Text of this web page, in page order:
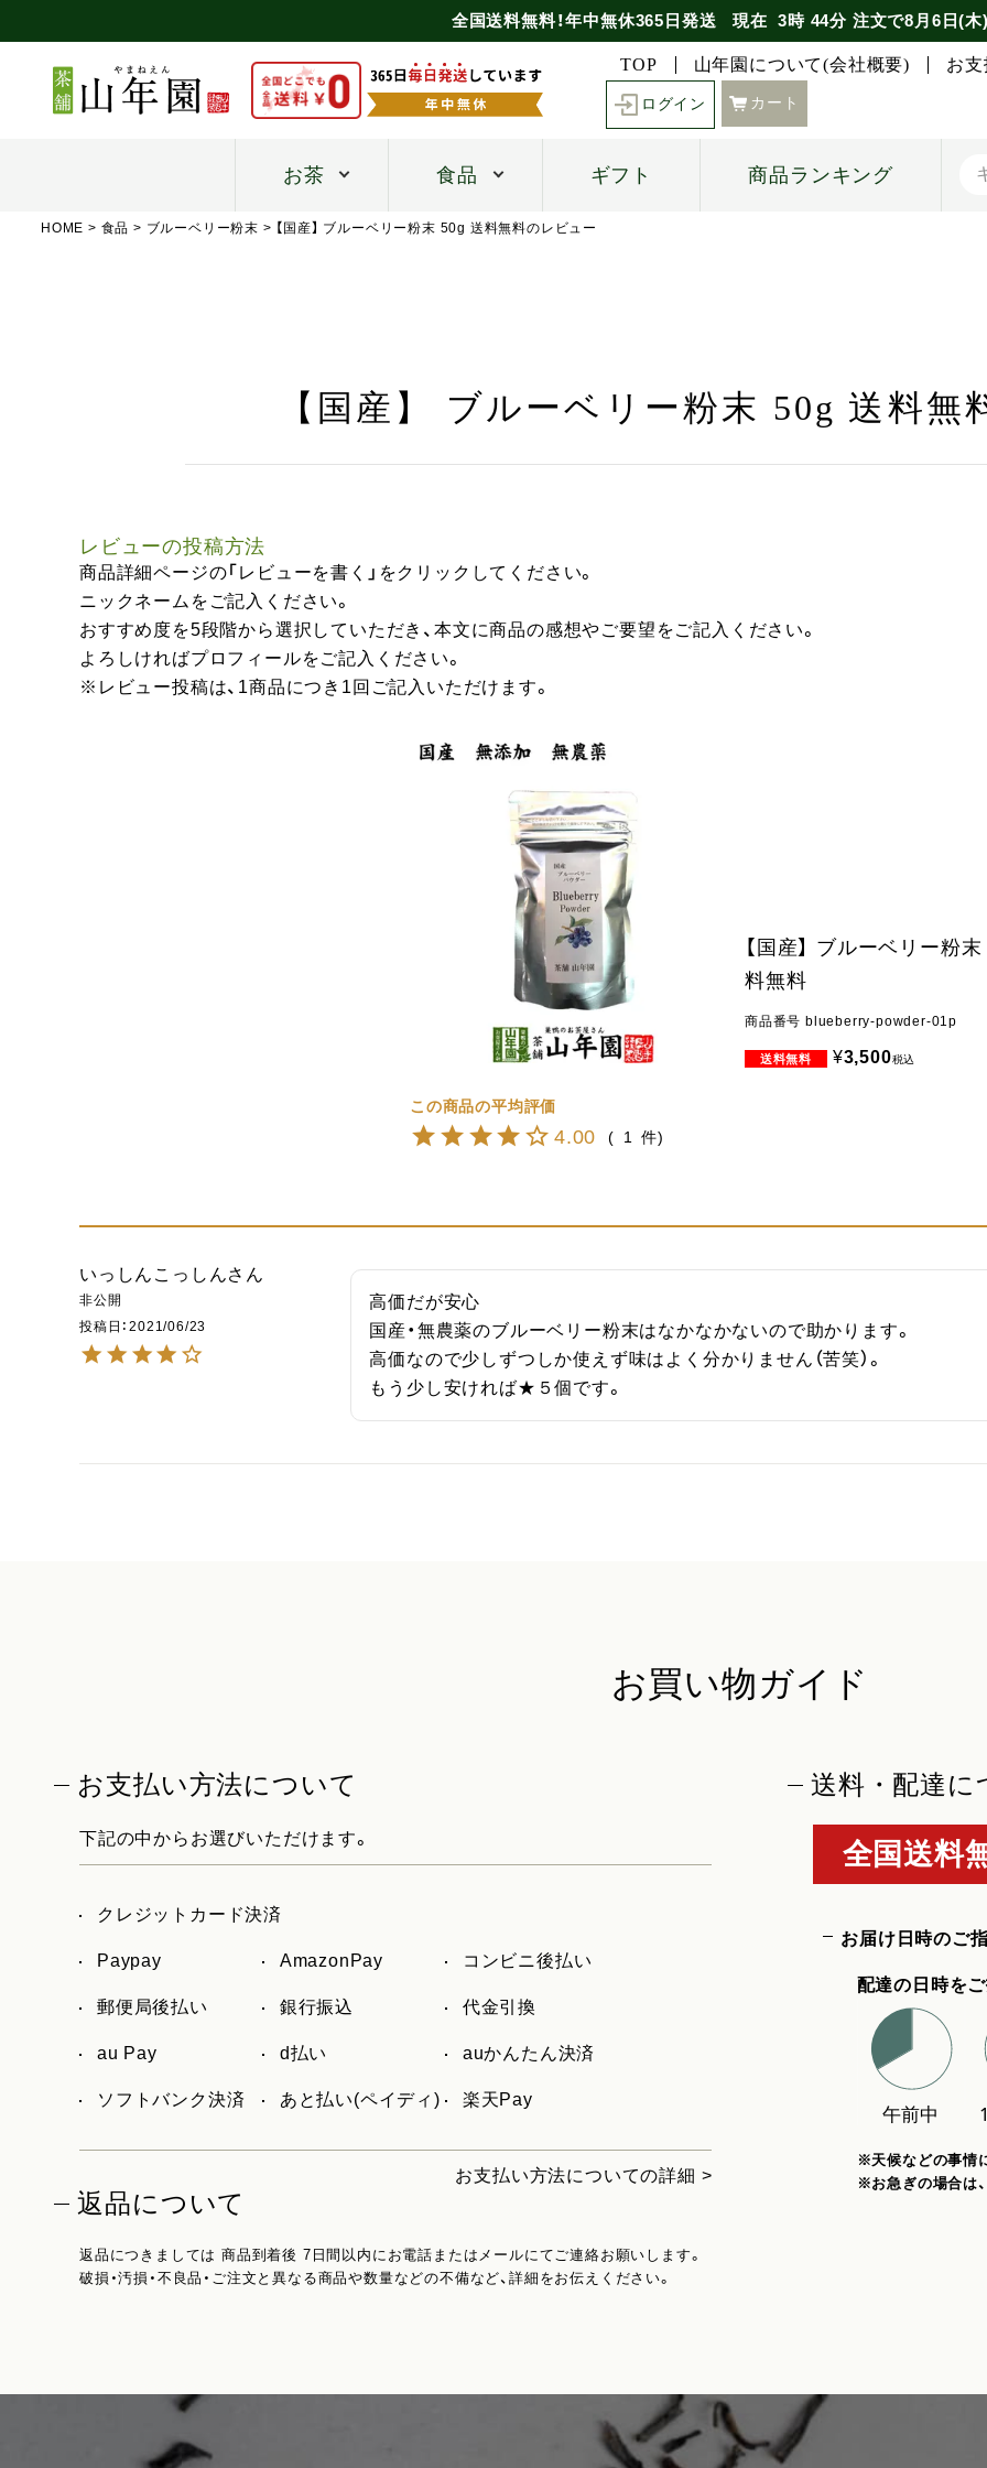
全国送料無料！年中無休365日発送 現在 3時 44分注文で8月6日(木
TOP 山年園について(会社概要) お
ログイン カート
お茶 食品 ギフト 商品ランキング
HOME 食品 ブルーベリー粉末 【国産】 ブルーベリー粉末 50g 送料無料のレビュー
【国産】 ブルーベリー粉末 50g 送料無
レビューの投稿方法
商品詳細ページの「レビューを書く」をクリックしてください。
ニックネームをご記入ください。
おすすめ度を5段階から選択していただき、本文に商品の感想やご要望をご記入ください。
よろしければプロフィールをご記入ください。
※レビュー投稿は、1商品につき1回ご記入いただけます。
【国産】 ブルーベリー粉
料無料
商品番号 blueberry-powder-01p
¥3,500税込
4.00 1
いっしんこっしん
非公開
投稿日
2021/06/23
高価だが安心
国産・無農薬のブルーベリー粉末はなかなかないので助かります。
高価なので少しずつしか使えず味はよく分かりません（苦笑）。
もう少し安ければ★５個です。
お買い物ガイド
お支払い方法について
下記の中からお選びいただけます。
クレジットカード決済
Paypay AmazonPay コンビニ後払い
郵便局後払い 銀行振込 代金引換
au Pay d払い auかんたん決済
ソフトバンク決済 あと払い(ペイディ) 楽天Pay
お支払い方法についての詳細 >
返品について
返品につきましては 商品到着後 7日間以内にお電話またはメールにてご連絡お願いします。
破損・汚損・不良品・ご注文と異なる商品や数量などの不備など、詳細をお伝えください。
送料・配達に
全国送料
お届け日時のご
配達の日時を
※天候などの事情
※お急ぎの場合は